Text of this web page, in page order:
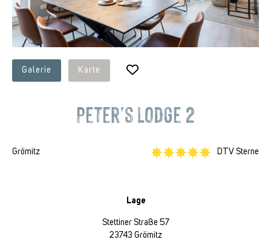
Galerie Karte
Peter’s Lodge 2
Grömitz DTV Sterne
Lage
Stettiner Straße 57
23743 Grömitz